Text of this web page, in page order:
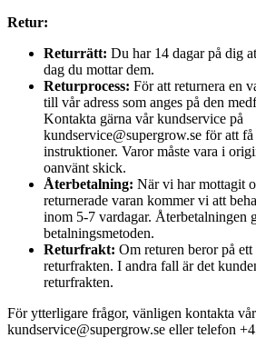
Retur:
Returrätt: Du har 14 dagar på dig
dag du mottar dem.
Returprocess: För att returnera en
till vår adress som anges på den
Kontakta gärna vår kundservice på
kundservice@supergrow.se för att
instruktioner. Varor måste vara i
oanvänt skick.
Återbetalning: När vi har mottagit
returnerade varan kommer vi att
inom 5-7 vardagar. Återbetalningen
betalningsmetoden.
Returfrakt: Om returen beror på
returfrakten. I andra fall är det
returfrakten.
För ytterligare frågor, vänligen kontakta
kundservice@supergrow.se eller telefon